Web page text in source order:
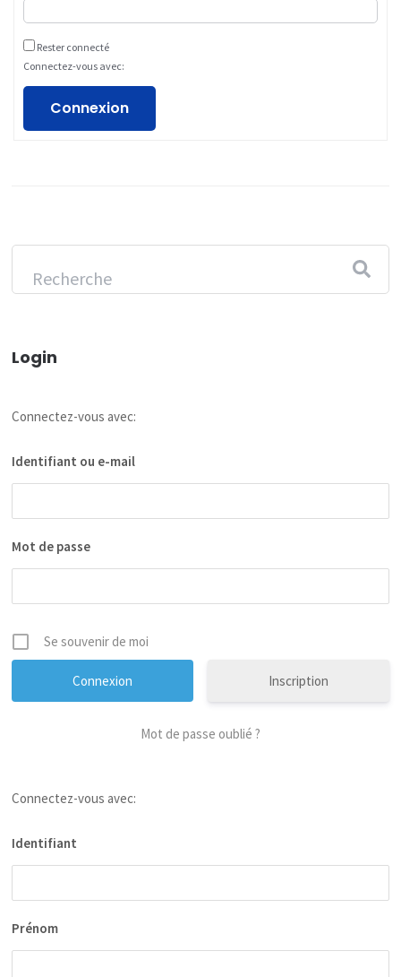
Rester connecté
Connectez-vous avec:
Connexion
Login
Connectez-vous avec:
Identifiant ou e-mail
Mot de passe
Se souvenir de moi
Inscription
Mot de passe oublié ?
Connectez-vous avec:
Identifiant
Prénom